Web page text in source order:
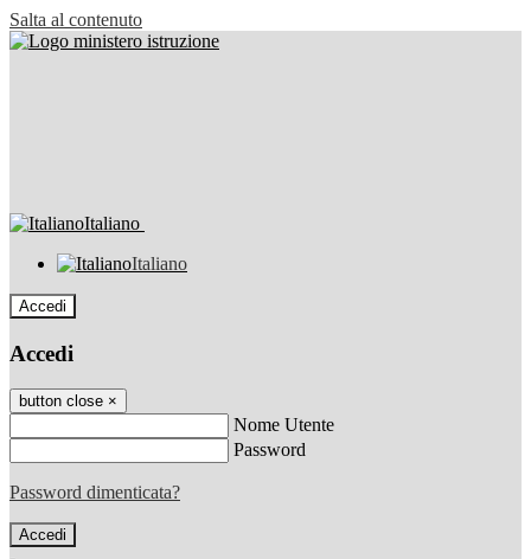
Salta al contenuto
Italiano
Italiano
Accedi
Accedi
button close ×
Nome Utente
Password
Password dimenticata?